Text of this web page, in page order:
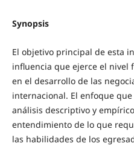
Synopsis
El objetivo principal de esta
influencia que ejerce el nivel
en el desarrollo de las
internacional. El enfoque
análisis descriptivo y
entendimiento de lo que
las habilidades de los